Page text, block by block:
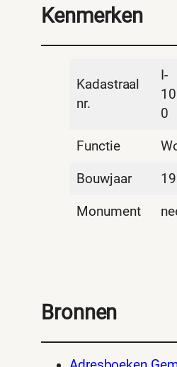
Kenmerken
Kadastraal
nr.
I-
0
Functie
Bouwjaar
Monument
Bronnen